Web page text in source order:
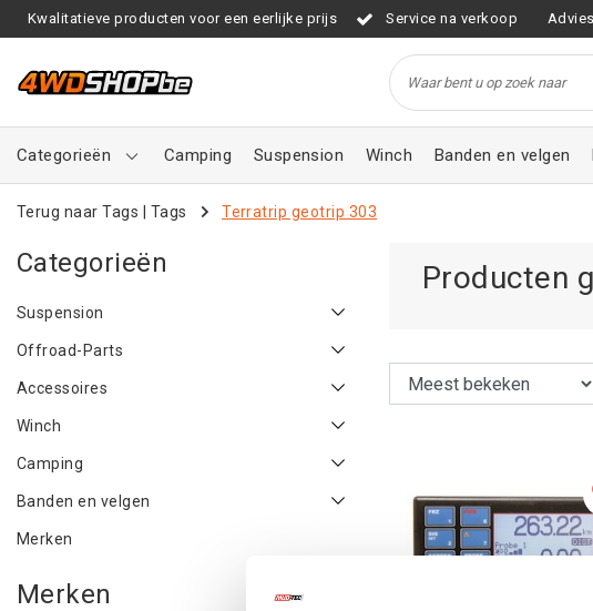
Kwalitatieve producten voor een eerlijke prijs Service na verkoop
Categorieën Camping Suspension Winch Banden en velgen
Terug naar Tags Tags Terratrip geotrip 303
Categorieën
Suspension
Offroad-Parts
Accessoires
Winch
Camping
Banden en velgen
Merken
Merken
Producten